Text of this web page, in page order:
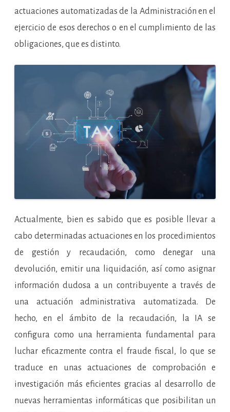
actuaciones automatizadas de la Administración en el
ejercicio de esos derechos o en el cumplimiento de las
obligaciones, que es distinto.
Actualmente, bien es sabido que es posible llevar a
cabo determinadas actuaciones en los procedimientos
de gestión y recaudación, como denegar una
devolución, emitir una liquidación, así como asignar
información dudosa a un contribuyente a través de
una actuación administrativa automatizada. De
hecho, en el ámbito de la recaudación, la IA se
configura como una herramienta fundamental para
luchar eficazmente contra el fraude fiscal, lo que se
traduce en unas actuaciones de comprobación e
investigación más eficientes gracias al desarrollo de
nuevas herramientas informáticas que posibilitan un